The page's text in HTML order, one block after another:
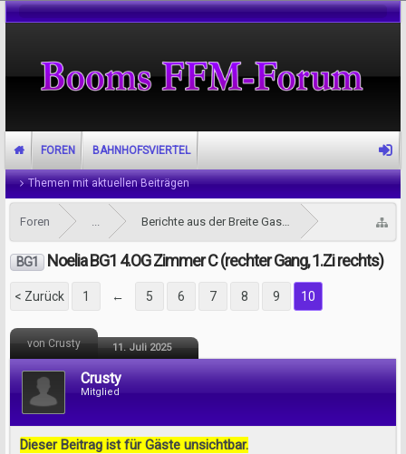
Foren ... Berichte aus der Breite Gasse
BG1 Noelia BG1 4.OG Zimmer C (rechter Gang, 1.Zi rechts)
< Zurück 1 ← 5 6 7 8 9 10
von Crusty 11. Juli 2025
Crusty
Mitglied
Dieser Beitrag ist für Gäste unsichtbar.
FOREN
Themen mit aktuellen Beiträgen
BAHNHOFSVIERTEL